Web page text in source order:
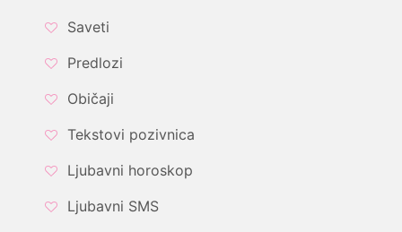
Saveti
Predlozi
Običaji
Tekstovi pozivnica
Ljubavni horoskop
Ljubavni SMS